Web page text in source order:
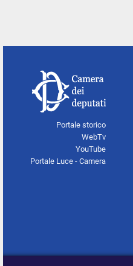
Portale storico
WebTv
YouTube
Portale Luce - Camera